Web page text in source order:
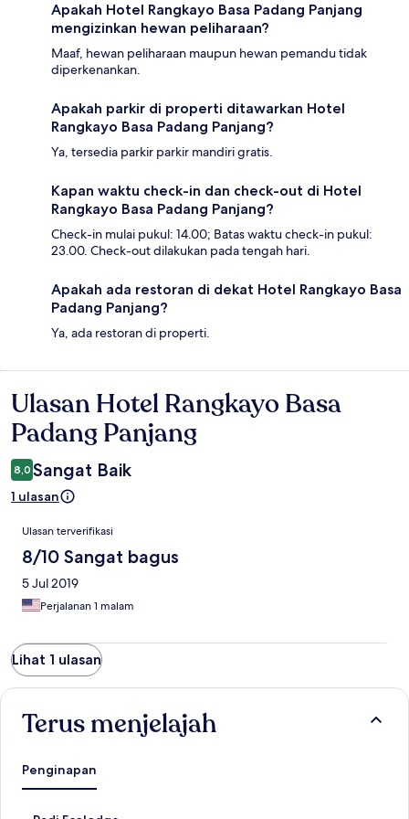
Apakah Hotel Rangkayo Basa Padang Panjang
mengizinkan hewan peliharaan?
Maaf, hewan peliharaan maupun hewan pemandu tidak
diperkenankan.
Apakah parkir di properti ditawarkan Hotel
Rangkayo Basa Padang Panjang?
Ya, tersedia parkir parkir mandiri gratis.
Kapan waktu check-in dan check-out di Hotel
Rangkayo Basa Padang Panjang?
Check-in mulai pukul: 14.00; Batas waktu check-in pukul:
23.00. Check-out dilakukan pada tengah hari.
Apakah ada restoran di dekat Hotel Rangkayo Basa
Padang Panjang?
Ya, ada restoran di properti.
Ulasan
Ulasan Hotel Rangkayo Basa
Padang Panjang
8,0 Sangat Baik
1 ulasan
Ulasan
Ulasan terverifikasi
8/10 Sangat bagus
5 Jul 2019
Perjalanan 1 malam
Lihat 1 ulasan
Terus menjelajah
Penginapan